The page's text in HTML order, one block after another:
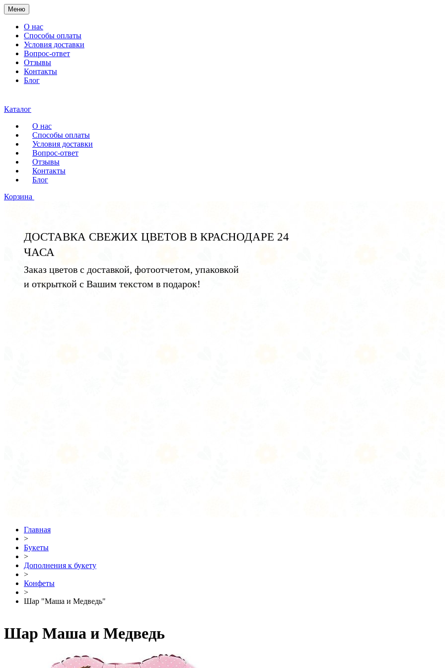
Меню
О нас
Способы оплаты
Условия доставки
Вопрос-ответ
Отзывы
Контакты
Блог
Каталог
О нас
Способы оплаты
Условия доставки
Вопрос-ответ
Отзывы
Контакты
Блог
Корзина
ДОСТАВКА СВЕЖИХ ЦВЕТОВ В КРАСНОДАРЕ 24
ЧАСА
Заказ цветов с доставкой, фотоотчетом, упаковкой
и открыткой с Вашим текстом в подарок!
Главная
>
Букеты
>
Дополнения к букету
>
Конфеты
>
Шар "Маша и Медведь"
Шар Маша и Медведь